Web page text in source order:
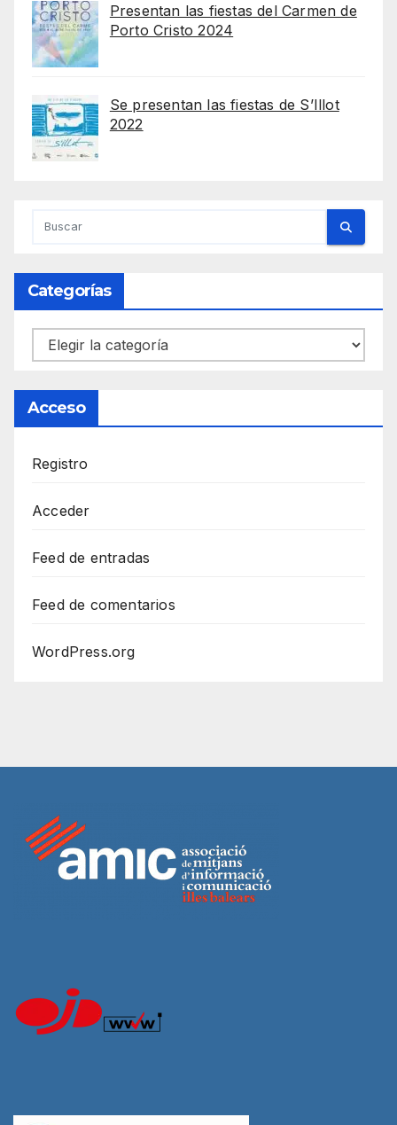
Presentan las fiestas del Carmen de
Porto Cristo 2024
Se presentan las fiestas de S’Illot
2022
Categorías
Categorías
Acceso
Registro
Acceder
Feed de entradas
Feed de comentarios
WordPress.org